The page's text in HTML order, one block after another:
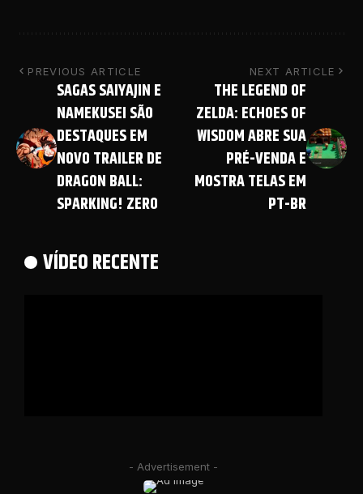
PREVIOUS ARTICLE
SAGAS SAIYAJIN E
NAMEKUSEI SÃO
DESTAQUES EM
NOVO TRAILER DE
DRAGON BALL:
SPARKING! ZERO
NEXT ARTICLE
THE LEGEND OF
ZELDA: ECHOES OF
WISDOM ABRE SUA
PRÉ-VENDA E
MOSTRA TELAS EM
PT-BR
VÍDEO RECENTE
- Advertisement -